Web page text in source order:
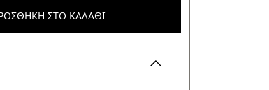
ΣΤΟ ΚΑΛΆΘΙ